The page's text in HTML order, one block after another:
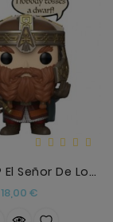
Figura POP El Señor De Los Anillos Gimli
18,00 €Precio